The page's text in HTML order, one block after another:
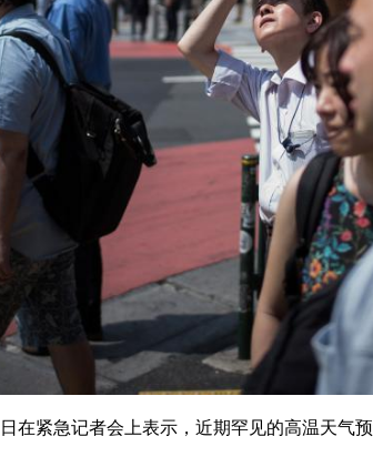
在紧急记者会上表示，近期罕见的高温天气